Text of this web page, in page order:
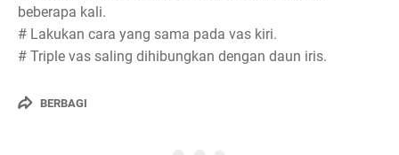
beberapa kali.
# Lakukan cara yang sama pada vas kiri.
# Triple vas saling dihibungkan dengan daun iris.
BERBAGI